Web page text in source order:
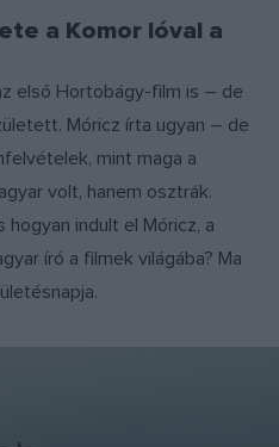
a Komor lóval a
első Hortobágy-film is – de
Móricz írta ugyan – de
mint maga a
volt, hanem osztrák.
indult el Móricz, a
író a filmek világába? Ma